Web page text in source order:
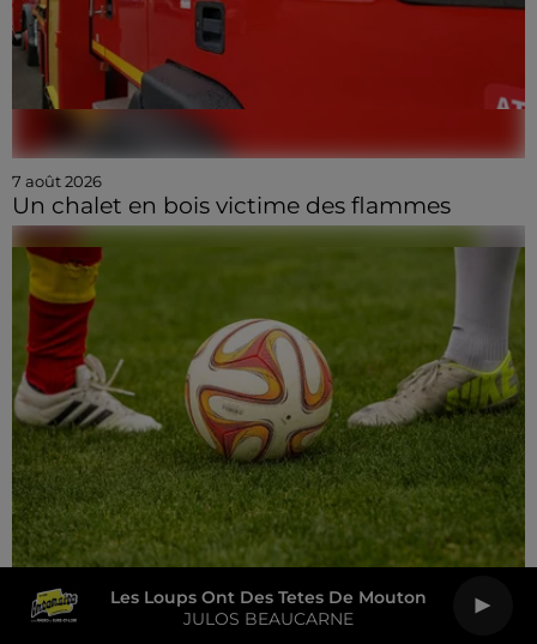
Les Loups Ont Des Tetes De Mouton
JULOS BEAUCARNE
7 août 2026
Un chalet en bois victime des flammes